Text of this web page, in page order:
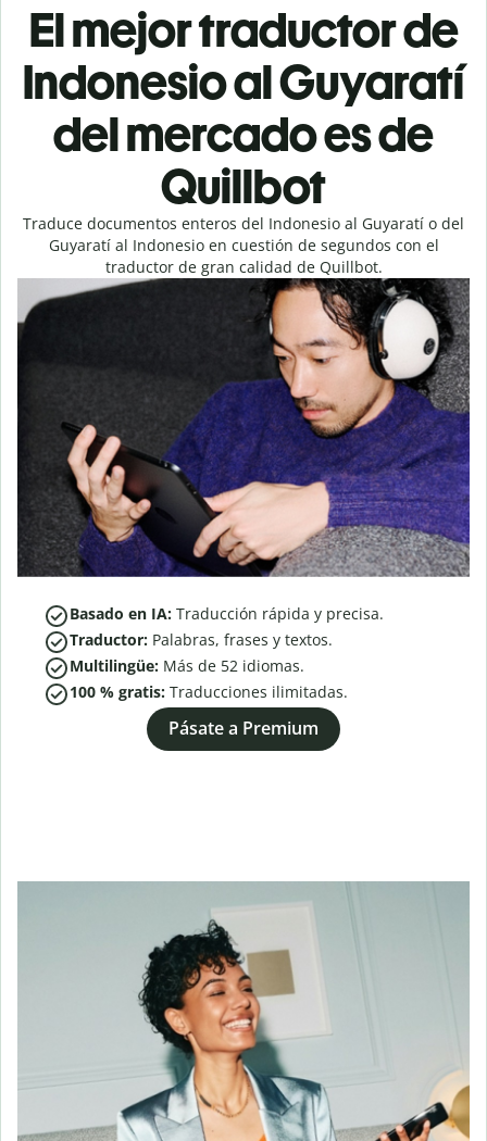
El mejor traductor de
Indonesio al Guyaratí
del mercado es de
Quillbot
Traduce documentos enteros del Indonesio al Guyaratí o del
Guyaratí al Indonesio en cuestión de segundos con el
traductor de gran calidad de Quillbot.
Basado en IA: Traducción rápida y precisa.
Traductor: Palabras, frases y textos.
Multilingüe: Más de 52 idiomas.
100 % gratis: Traducciones ilimitadas.
Pásate a Premium